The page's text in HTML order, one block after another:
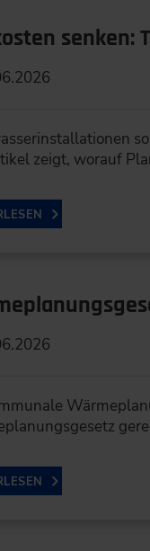
zeigt, worauf